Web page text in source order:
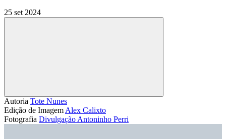
25 set 2024
Compartilhar
Autoria Tote Nunes
Edição de Imagem Alex Calixto
Fotografia Divulgação Antoninho Perri